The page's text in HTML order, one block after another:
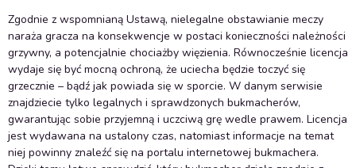
Zgodnie z wspomnianą Ustawą, nielegalne obstawianie meczy
naraża gracza na konsekwencje w postaci konieczności należności
grzywny, a potencjalnie chociażby więzienia. Równocześnie licencja
wydaje się być mocną ochroną, że uciecha będzie toczyć się
grzecznie – bądź jak powiada się w sporcie. W danym serwisie
znajdziecie tylko legalnych i sprawdzonych bukmacherów,
gwarantując sobie przyjemną i uczciwą grę wedle prawem. Licencja
jest wydawana na ustalony czas, natomiast informacje na temat
niej powinny znaleźć się na portalu internetowej bukmachera.